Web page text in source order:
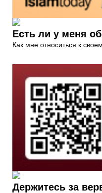
Есть ли у меня
Как мне относиться к
Держитесь за